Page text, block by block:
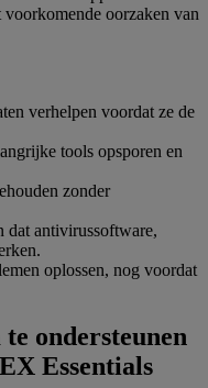
voorkomende oorzaken van
verhelpen voordat ze de
tools opsporen en
zonder
dat antivirussoftware,
oplossen, nog voordat
ondersteunen
Essentials